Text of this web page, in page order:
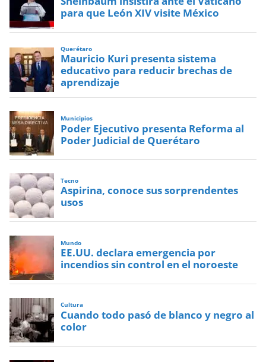
para que León XIV visite México
Querétaro
Mauricio Kuri presenta sistema
educativo para reducir brechas de
aprendizaje
Municipios
Poder Ejecutivo presenta Reforma al
Poder Judicial de Querétaro
Tecno
Aspirina, conoce sus sorprendentes
usos
Mundo
EE.UU. declara emergencia por
incendios sin control en el noroeste
Cultura
Cuando todo pasó de blanco y negro al
color